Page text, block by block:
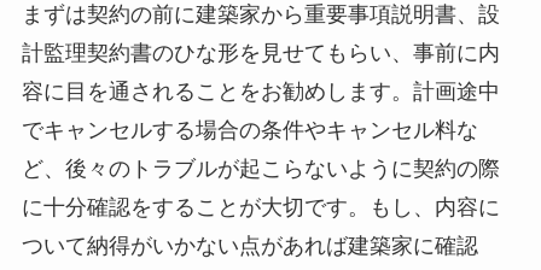
まずは契約の前に建築家から重要事項説明書、設
計監理契約書のひな形を見せてもらい、事前に内
容に目を通されることをお勧めします。計画途中
でキャンセルする場合の条件やキャンセル料な
ど、後々のトラブルが起こらないように契約の際
に十分確認をすることが大切です。もし、内容に
ついて納得がいかない点があれば建築家に確認